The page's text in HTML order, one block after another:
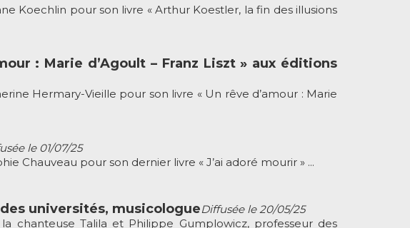
Koechlin pour son livre « Arthur Koestler, la fin des illusions
: Marie d’Agoult – Franz Liszt » aux éditions
Hermary-Vieille pour son livre « Un rêve d’amour : Marie
le 01/07/25
Chauveau pour son dernier livre « J’ai adoré mourir » ...
universités, musicologueDiffusée le 20/05/25
chanteuse Talila et Philippe Gumplowicz, professeur des